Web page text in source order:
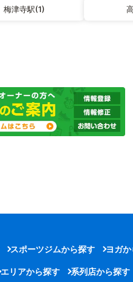
梅津寺駅(1)
スポーツジムから探す ヨガ
エリアから探す 系列店から探す